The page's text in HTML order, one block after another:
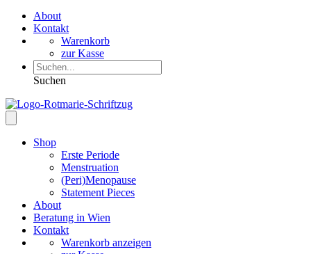
About
Kontakt
Warenkorb
zur Kasse
Suchen
Shop
Erste Periode
Menstruation
(Peri)Menopause
Statement Pieces
About
Beratung in Wien
Kontakt
Warenkorb anzeigen